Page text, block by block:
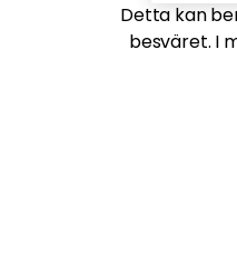
Detta kan
besväret. I